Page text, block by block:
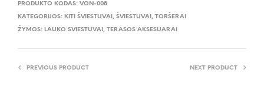
PRODUKTO KODAS: VON-008
KATEGORIJOS: KITI ŠVIESTUVAI , ŠVIESTUVAI , TORŠERAI
ŽYMOS: LAUKO SVIESTUVAI , TERASOS AKSESUARAI
PREVIOUS PRODUCT NEXT PRODUCT